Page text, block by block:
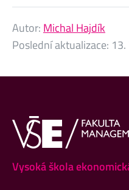
Autor: Michal Hajdík
Poslední aktualizace:
Vysoká škola